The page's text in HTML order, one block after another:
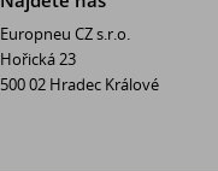
Europneu CZ s.r.o.
Hořická 23
500 02 Hradec Králové